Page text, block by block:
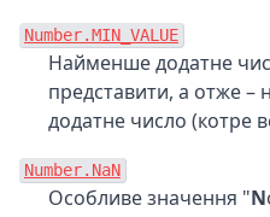
Number.MIN_VALUE
Найменше додатне
представити, а отже –
додатне число (котре
Number.NaN
Особливе значення "N